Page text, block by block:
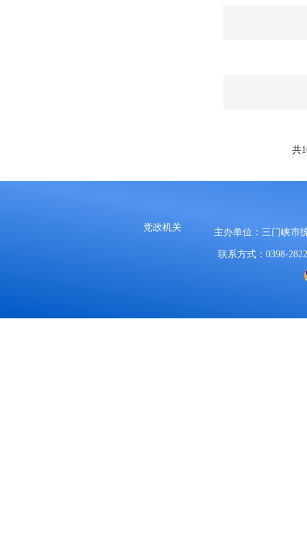
共
党政机关 主办单位：三门峡市
联系方式：0398-